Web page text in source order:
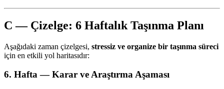
C — Çizelge: 6 Haftalık Taşınma Planı
Aşağıdaki zaman çizelgesi, stressiz ve organize bir taşınma süreci
için en etkili yol haritasıdır:
6. Hafta — Karar ve Araştırma Aşaması